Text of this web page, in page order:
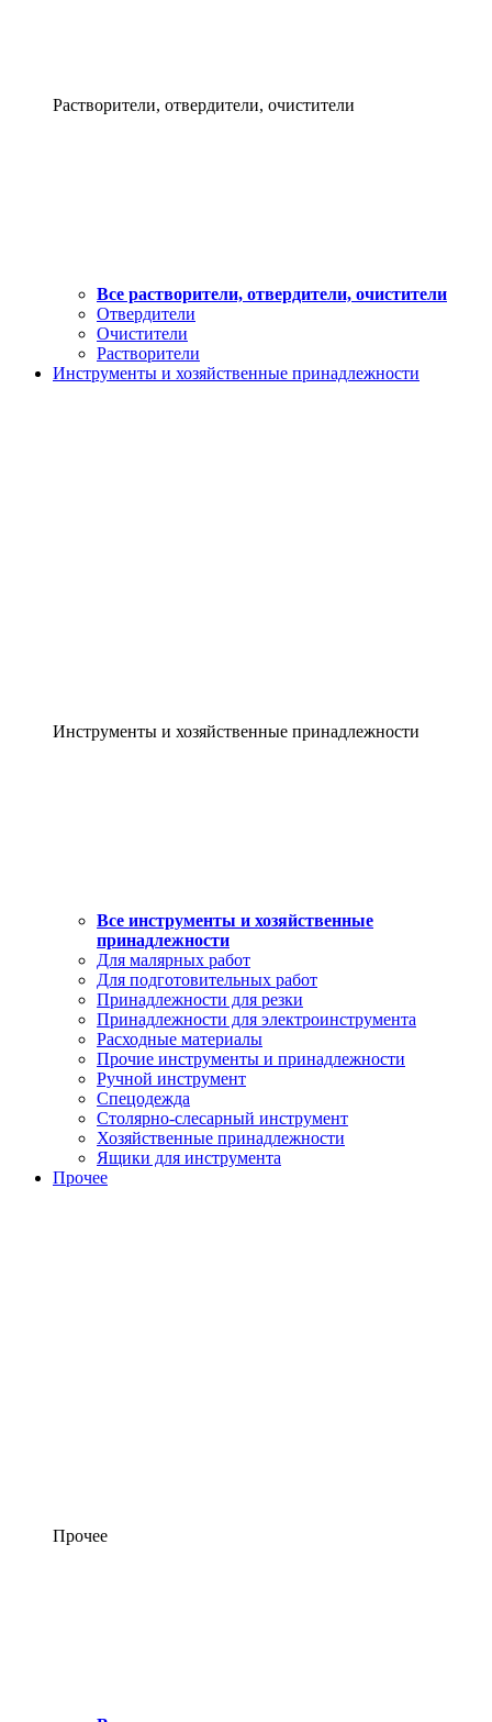
Растворители, отвердители, очистители
Все растворители, отвердители, очистители
Отвердители
Очистители
Растворители
Инструменты и хозяйственные принадлежности
Инструменты и хозяйственные принадлежности
Все инструменты и хозяйственные
принадлежности
Для малярных работ
Для подготовительных работ
Принадлежности для резки
Принадлежности для электроинструмента
Расходные материалы
Прочие инструменты и принадлежности
Ручной инструмент
Спецодежда
Столярно-слесарный инструмент
Хозяйственные принадлежности
Ящики для инструмента
Прочее
Прочее